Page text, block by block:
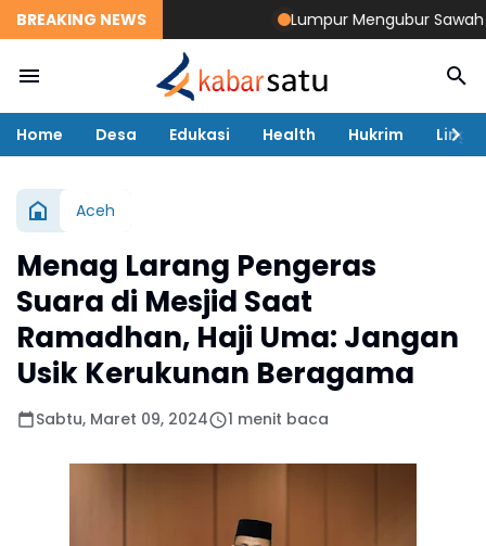
BREAKING NEWS Lumpur Mengubur Sawah
Home Desa Edukasi Health Hukrim
Aceh
Menag Larang Pengeras
Suara di Mesjid Saat
Ramadhan, Haji Uma: Jangan
Usik Kerukunan Beragama
Sabtu, Maret 09, 2024 1 menit baca